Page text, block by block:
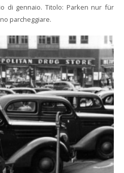
di gennaio. Titolo: Parken nur für
parcheggiare.